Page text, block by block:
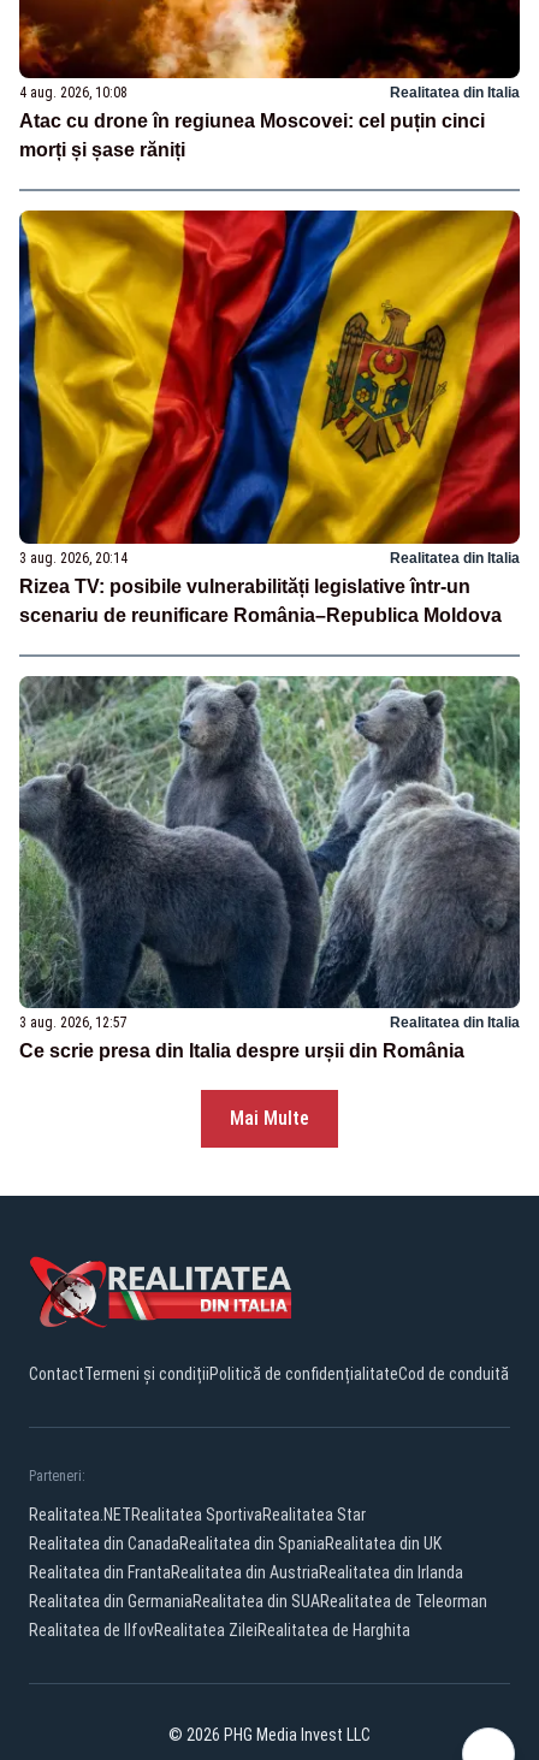
4 aug. 2026, 10:08 Realitatea din Italia
Atac cu drone în regiunea Moscovei: cel puțin cinci
morți și șase răniți
3 aug. 2026, 20:14 Realitatea din Italia
Rizea TV: posibile vulnerabilități legislative într-un
scenariu de reunificare România–Republica Moldova
3 aug. 2026, 12:57 Realitatea din Italia
Ce scrie presa din Italia despre urșii din România
Mai Multe
ContactTermeni și condițiiPolitică de confidențialitateCod de conduită
Parteneri:
Realitatea.NETRealitatea SportivaRealitatea Star
Realitatea din CanadaRealitatea din SpaniaRealitatea din UK
Realitatea din FrantaRealitatea din AustriaRealitatea din Irlanda
Realitatea din GermaniaRealitatea din SUARealitatea de Teleorman
Realitatea de IlfovRealitatea ZileiRealitatea de Harghita
© 2026 PHG Media Invest LLC